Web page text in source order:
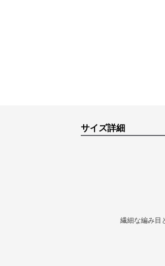
サイズ詳細
繊細な編み目